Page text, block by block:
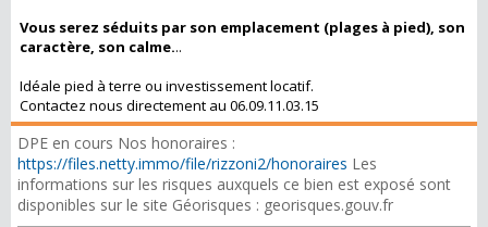
Vous serez séduits par son emplacement (plages à pied), son
caractère, son calme...
Idéale pied à terre ou investissement locatif.
Contactez nous directement au 06.09.11.03.15
DPE en cours Nos honoraires :
https://files.netty.immo/file/rizzoni2/honoraires Les
informations sur les risques auxquels ce bien est exposé sont
disponibles sur le site Géorisques : georisques.gouv.fr